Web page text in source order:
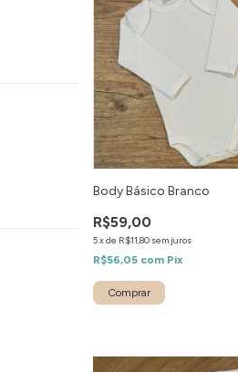
Body Básico Branco
R$59,00
5xde R$11,80 sem juros
R$56,05 com Pix
Comprar